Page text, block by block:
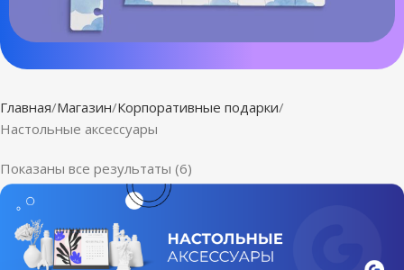
Главная Магазин Корпоративные подарки
Настольные аксессуары
Показаны все результаты (6)